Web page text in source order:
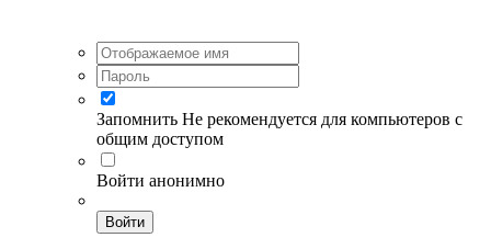
Запомнить Не рекомендуется для компьютеров с
общим доступом
Войти анонимно
Войти